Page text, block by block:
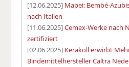
[12.06.2025] Mapei: Bembé-
nach Italien
[11.06.2025]Cemex-Werke nach
zertifiziert
[02.06.2025] Kerakoll erwirbt
Bindemittelhersteller Caltra